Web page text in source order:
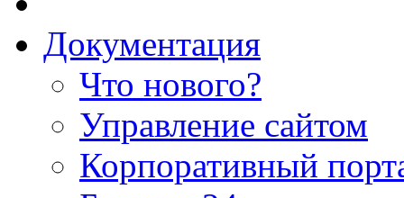
Документация
Что нового?
Управление сайтом
Корпоративный